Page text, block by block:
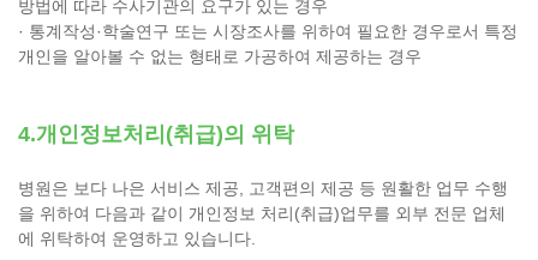
방법에 따라 수사기관의 요구가 있는 경우
· 통계작성·학술연구 또는 시장조사를 위하여 필요한 경우로서 특정
개인을 알아볼 수 없는 형태로 가공하여 제공하는 경우
4.개인정보처리(취급)의 위탁
병원은 보다 나은 서비스 제공, 고객편의 제공 등 원활한 업무 수행
을 위하여 다음과 같이 개인정보 처리(취급)업무를 외부 전문 업체
에 위탁하여 운영하고 있습니다.